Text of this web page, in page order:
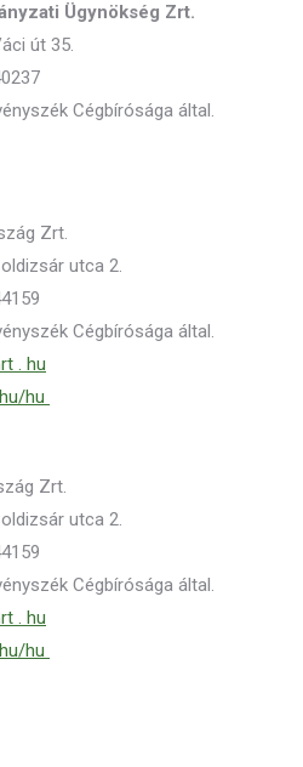
Ügynökség Zrt.
út 35.
Cégbírósága által.
Zrt.
utca 2.
Cégbírósága által.
. hu
hu
Zrt.
utca 2.
Cégbírósága által.
. hu
hu